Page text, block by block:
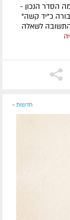
הסדר הנכון -
כ"יד קשה"
התשובה לשאלה
חדשות »